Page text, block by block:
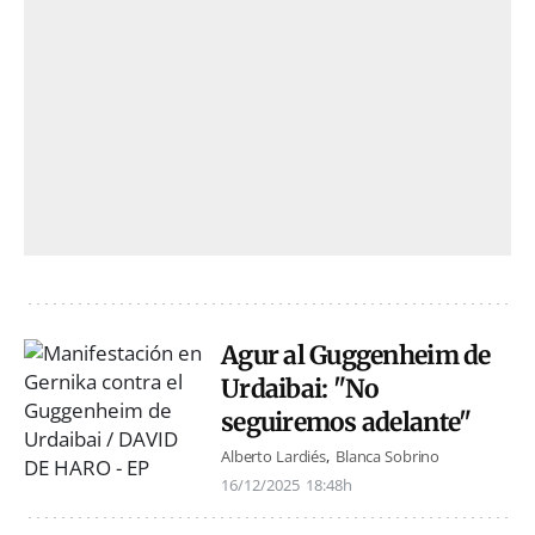
Agur al Guggenheim de
Urdaibai: "No
seguiremos adelante"
Alberto Lardiés Blanca Sobrino
16/12/2025 18:48h